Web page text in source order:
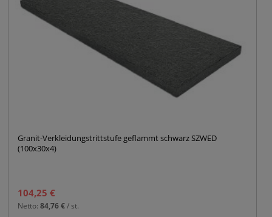
Granit-Verkleidungstrittstufe geflammt schwarz SZWED
(100x30x4)
104,25 €
Netto: 84,76 €/ st.